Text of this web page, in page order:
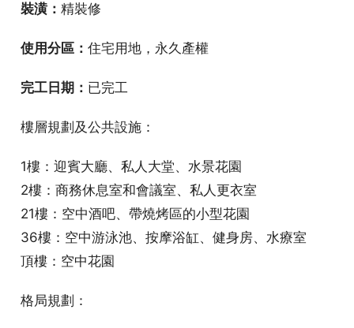
裝潢：精裝修
使用分區：住宅用地，永久產權
完工日期： 已完工
樓層規劃及公共設施：
1樓：迎賓大廳、私人大堂、水景花園
2樓：商務休息室和會議室、私人更衣室
21樓：空中酒吧、帶燒烤區的小型花園
36樓：空中游泳池、按摩浴缸、健身房、水療室
頂樓：空中花園
格局規劃：